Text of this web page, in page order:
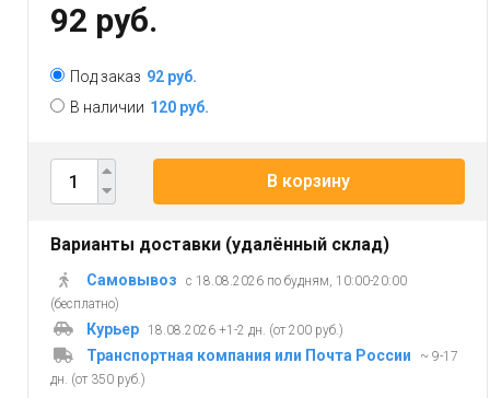
92 руб.
Под заказ 92 руб.
В наличии 120 руб.
В корзину
Варианты доставки (удалённый склад)
Самовывоз
с 18.08.2026 по будням, 10:00-20:00
(бесплатно)
Курьер 18.08.2026 +1-2 дн. (от 200 руб.)
Транспортная компания или Почта России
~ 9-17
дн. (от 350 руб.)